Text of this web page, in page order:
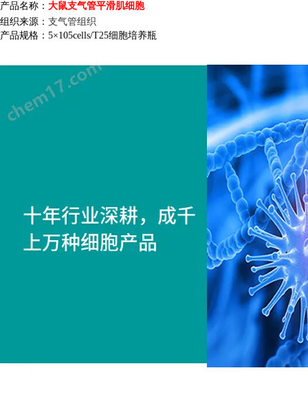
产品名称： 大鼠支气管平滑肌细胞
组织来源： 支气管组织
产品规格： 5×105cells/T25细胞培养瓶